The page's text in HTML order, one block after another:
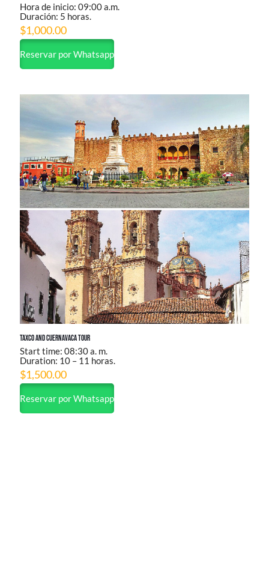
Hora de inicio: 09:00 a.m.
Duración: 5 horas.
$1,000.00
Reservar por Whatsapp
Taxco and Cuernavaca Tour
Start time: 08:30 a. m.
Duration: 10 – 11 horas.
$1,500.00
Reservar por Whatsapp